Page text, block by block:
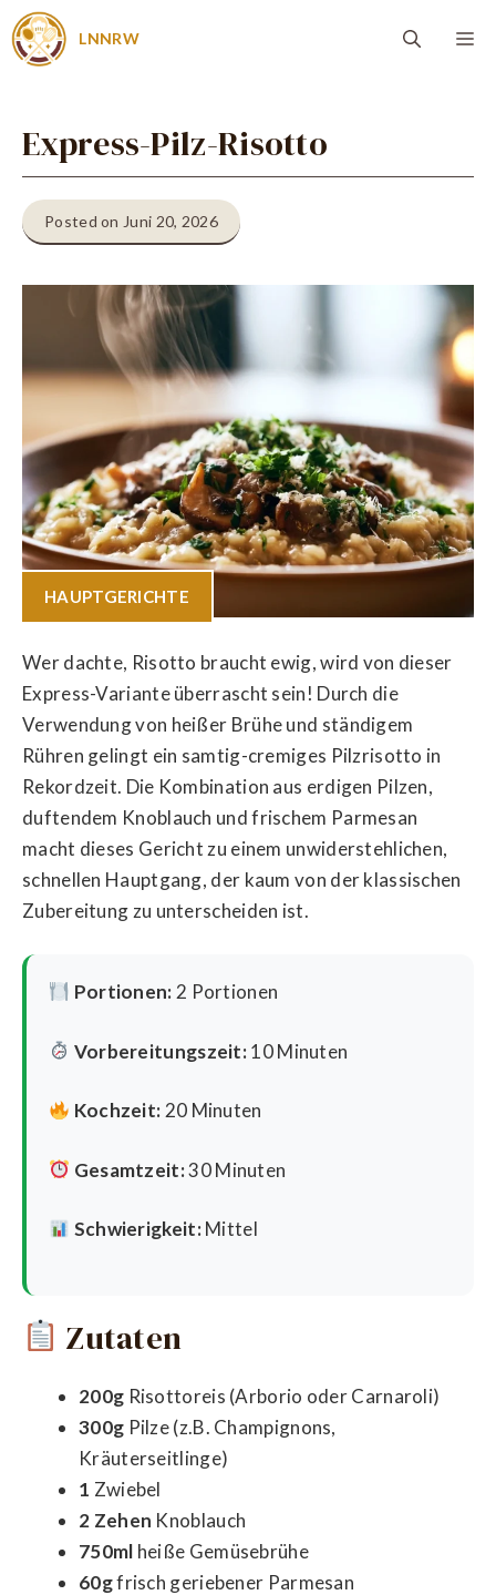
Zum
Inhalt
LNNRW
Express-Pilz-Risotto
Posted on Juni 20, 2026
HAUPTGERICHTE
Wer dachte, Risotto braucht ewig, wird von dieser
Express-Variante überrascht sein! Durch die
Verwendung von heißer Brühe und ständigem
Rühren gelingt ein samtig-cremiges Pilzrisotto in
Rekordzeit. Die Kombination aus erdigen Pilzen,
duftendem Knoblauch und frischem Parmesan
macht dieses Gericht zu einem unwiderstehlichen,
schnellen Hauptgang, der kaum von der klassischen
Zubereitung zu unterscheiden ist.
Portionen: 2 Portionen
Vorbereitungszeit:10 Minuten
Kochzeit: 20 Minuten
Gesamtzeit:30 Minuten
Schwierigkeit:Mittel
Zutaten
200g Risottoreis (Arborio oder Carnaroli)
300g Pilze (z.B. Champignons,
Kräuterseitlinge)
1 Zwiebel
2 Zehen Knoblauch
750ml heiße Gemüsebrühe
60gfrisch geriebener Parmesan